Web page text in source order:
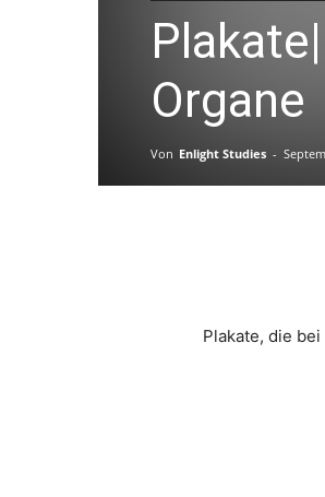
Organe
Von Enlight Studies -
Plakate, die